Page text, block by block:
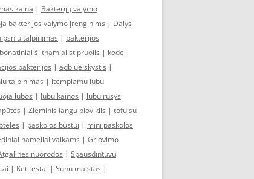
kaina | Bakterijų valymo
bakterijos valymo įrenginims | Dalys
talpinimas | bakterijos
šiltnamiai stipruolis | kodel
bakterijos | adblue skystis |
talpinimas | itempiamu lubu
lubos | lubu kainos | lubu rusys
| Zieminis langu ploviklis | tofu su
| paskolos bustui | mini paskolos
nameliai vaikams | Griovimo
nuorodos | Spausdintuvu
| Ket testai | Sunu maistas |